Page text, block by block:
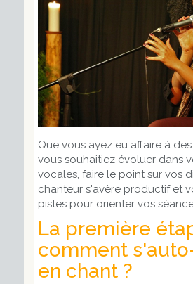
Que vous ayez eu affaire à
vous souhaitiez évoluer dans
vocales, faire le point sur vos
chanteur s'avère productif et
pistes pour orienter vos
La première
comment
en chant ?